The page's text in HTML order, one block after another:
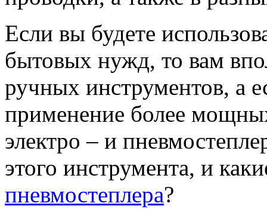
Если вы будете
бытовых нужд, то вам
ручных инструментов, а
применение более
электро – и
этого инструмента, и
пневмостеплера?